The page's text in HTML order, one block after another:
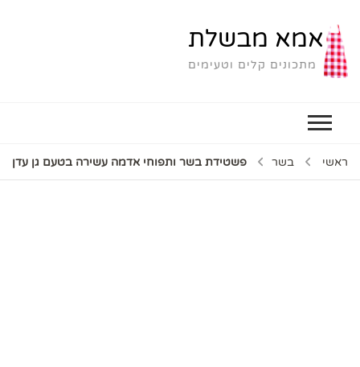
אמא מבשלת
מתכונים קלים וטעימים
ראשי בשר פשטידת בשר ותפוחי אדמה עשירה בטעם גן עדן